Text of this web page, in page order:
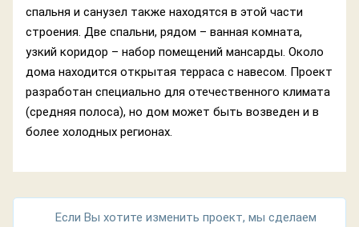
спальня и санузел также находятся в этой части
строения. Две спальни, рядом – ванная комната,
узкий коридор – набор помещений мансарды. Около
дома находится открытая терраса с навесом. Проект
разработан специально для отечественного климата
(средняя полоса), но дом может быть возведен и в
более холодных регионах.
Если Вы хотите изменить проект, мы сделаем